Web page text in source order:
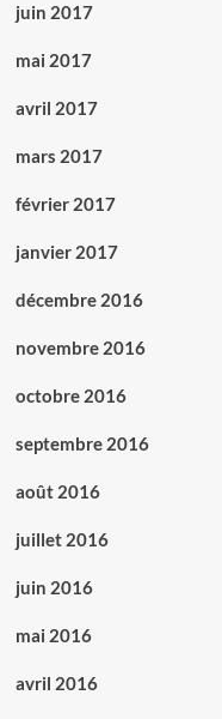
juin 2017
mai 2017
avril 2017
mars 2017
février 2017
janvier 2017
décembre 2016
novembre 2016
octobre 2016
septembre 2016
août 2016
juillet 2016
juin 2016
mai 2016
avril 2016